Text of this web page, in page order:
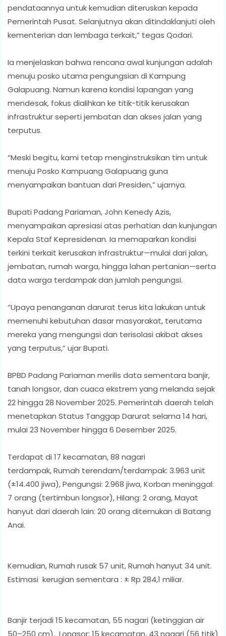
pendataannya untuk kemudian diteruskan kepada
Pemerintah Pusat. Selanjutnya akan ditindaklanjuti oleh
kementerian dan lembaga terkait,” tegas Qodari.
Ia menjelaskan bahwa rencana awal kunjungan adalah
menuju posko utama pengungsian di Kampung
Galapuang. Namun karena kondisi lapangan yang
mendesak, fokus dialihkan ke titik-titik kerusakan
infrastruktur seperti jembatan dan akses jalan yang
terputus.
“Meski begitu, kami tetap menginstruksikan tim untuk
menuju Posko Kampuang Galapuang guna
menyampaikan bantuan dari Presiden,” ujarnya.
Bupati Padang Pariaman, John Kenedy Azis,
menyampaikan apresiasi atas perhatian dan kunjungan
Kepala Staf Kepresidenan. Ia memaparkan kondisi
terkini terkait kerusakan infrastruktur—mulai dari jalan,
jembatan, rumah warga, hingga lahan pertanian—serta
data warga terdampak dan jumlah pengungsi.
“Upaya penanganan darurat terus kita lakukan untuk
memenuhi kebutuhan dasar masyarakat, terutama
mereka yang mengungsi dan terisolasi akibat akses
yang terputus,” ujar Bupati.
BPBD Padang Pariaman merilis data sementara banjir,
tanah longsor, dan cuaca ekstrem yang melanda sejak
22 hingga 28 November 2025. Pemerintah daerah telah
menetapkan Status Tanggap Darurat selama 14 hari,
mulai 23 November hingga 6 Desember 2025.
Terdapat di 17 kecamatan, 88 nagari
terdampak, Rumah terendam/terdampak: 3.963 unit
(±14.400 jiwa), Pengungsi: 2.968 jiwa, Korban meninggal:
7 orang (tertimbun longsor), Hilang: 2 orang, Mayat
hanyut dari daerah lain: 20 orang ditemukan di Batang
Anai.
Kemudian, Rumah rusak 57 unit, Rumah hanyut 34 unit.
Estimasi kerugian sementara : ± Rp 284,1 miliar.
Banjir terjadi 15 kecamatan, 55 nagari (ketinggian air
50–250 cm), Longsor: 15 kecamatan, 43 nagari (56 titik)